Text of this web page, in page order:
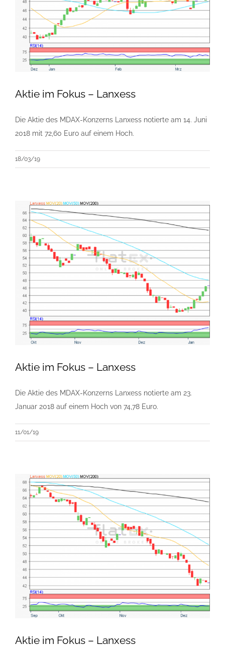
Aktie im Fokus – Lanxess
Die Aktie des MDAX-Konzerns Lanxess notierte am 14. Juni
2018 mit 72,60 Euro auf einem Hoch.
18/03/19
Aktie im Fokus – Lanxess
Die Aktie des MDAX-Konzerns Lanxess notierte am 23.
Januar 2018 auf einem Hoch von 74,78 Euro.
11/01/19
Aktie im Fokus – Lanxess